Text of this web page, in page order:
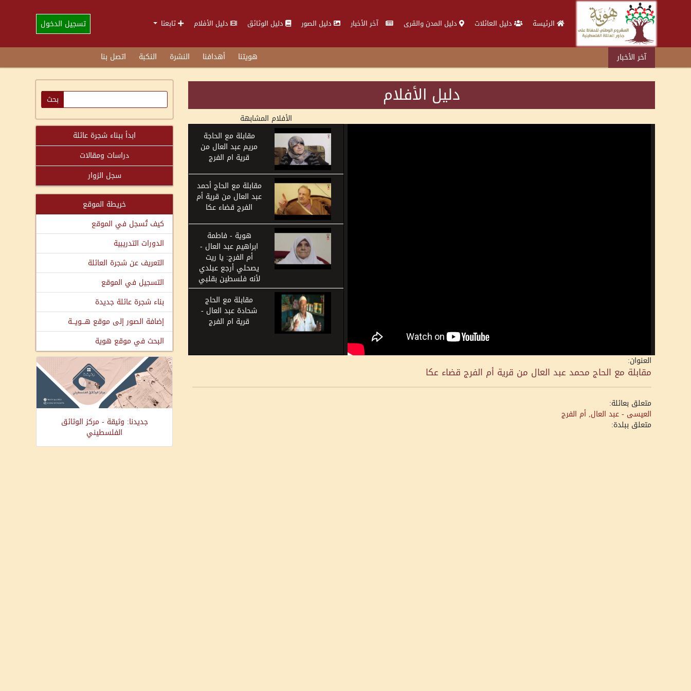
الرئيسة دليل العائلات دليل المدن والقرى آخر الأخبار دليل الصور دليل الوثائق دليل الأفلام تابعنا تسجيل الدخول
آخر الأخبار هويتنا أهدافنا النشرة النكبة اتصل بنا
دليل الأفلام
الأفلام المشابهة
مقابلة مع الحاجة
مريم عبد العال من
قرية ام الفرج
مقابلة مع الحاج أحمد
عبد العال من قرية أم
الفرج قضاء عكا
هوية - فاطمة
ابراهيم عبد العال -
أم الفرج: يا ريت
يصحلي أرجع عبلدي
لأنه فلسطين بقلبي
مقابلة مع الحاج
شحادة عبد العال -
قرية ام الفرج
العنوان:
مقابلة مع الحاج محمد عبد العال من قرية أم الفرج قضاء عكا
متعلق بعائلة:
العيسى - عبد العال, أم الفرج
متعلق ببلدة:
ابدأ ببناء شجرة عائلة
دراسات ومقالات
سجل الزوار
خريطة الموقع
كيف تُسجل في الموقع
الدورات التدريبية
التعريف عن شجرة العائلة
التسجيل في الموقع
بناء شجرة عائلة جديدة
إضافة الصور إلى موقع هـــويـــة
البحث في موقع هوية
جديدنا: وثيقة - مركز الوثائق
الفلسطيني